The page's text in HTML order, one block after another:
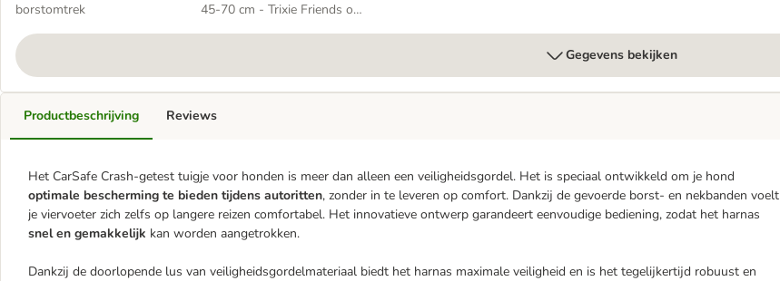
borstomtrek
45-70 cm - Trixie Friends on
Gegevens bekijken
Productbeschrijving
Het CarSafe Crash-getest tuigje voor honden is meer dan alleen een veiligheidsgordel. Het is speciaal ontwikkeld om je hond
optimale bescherming te bieden tijdens autoritten, zonder in te leveren op comfort. Dankzij de gevoerde borst- en nekbanden voelt
je viervoeter zich zelfs op langere reizen comfortabel. Het innovatieve ontwerp garandeert eenvoudige bediening, zodat het harnas
snel en gemakkelijk kan worden aangetrokken.
Dankzij de doorlopende lus van veiligheidsgordelmateriaal biedt het harnas maximale veiligheid en is het tegelijkertijd robuust en
Reviews